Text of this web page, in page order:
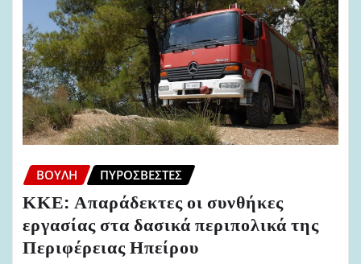
ΒΟΥΛΉ ΠΥΡΟΣΒΈΣΤΕΣ
ΚΚΕ: Απαράδεκτες οι συνθήκες
εργασίας στα δασικά περιπολικά της
Περιφέρειας Ηπείρου